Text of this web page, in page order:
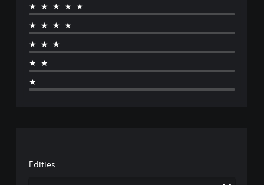
★★★★★
★★★★
★★★
★★
★
Edities